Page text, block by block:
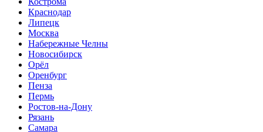
Краснодар
Липецк
Москва
Набережные Челны
Новосибирск
Орёл
Оренбург
Пенза
Пермь
Ростов-на-Дону
Рязань
Самара